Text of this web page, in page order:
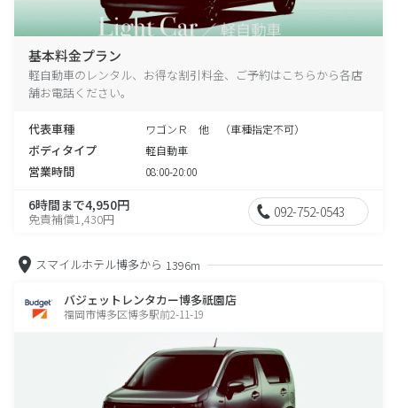
基本料金プラン
軽自動車のレンタル、お得な割引料金、ご予約はこちらから各店
舗お電話ください。
代表車種 ワゴンＲ 他 （車種指定不可）
ボディタイプ 軽自動車
営業時間 08:00-20:00
6時間まで4,950円
免責補償1,430円 092-752-0543
スマイルホテル博多から 1396m
バジェットレンタカー博多祇園店
福岡市博多区博多駅前2-11-19